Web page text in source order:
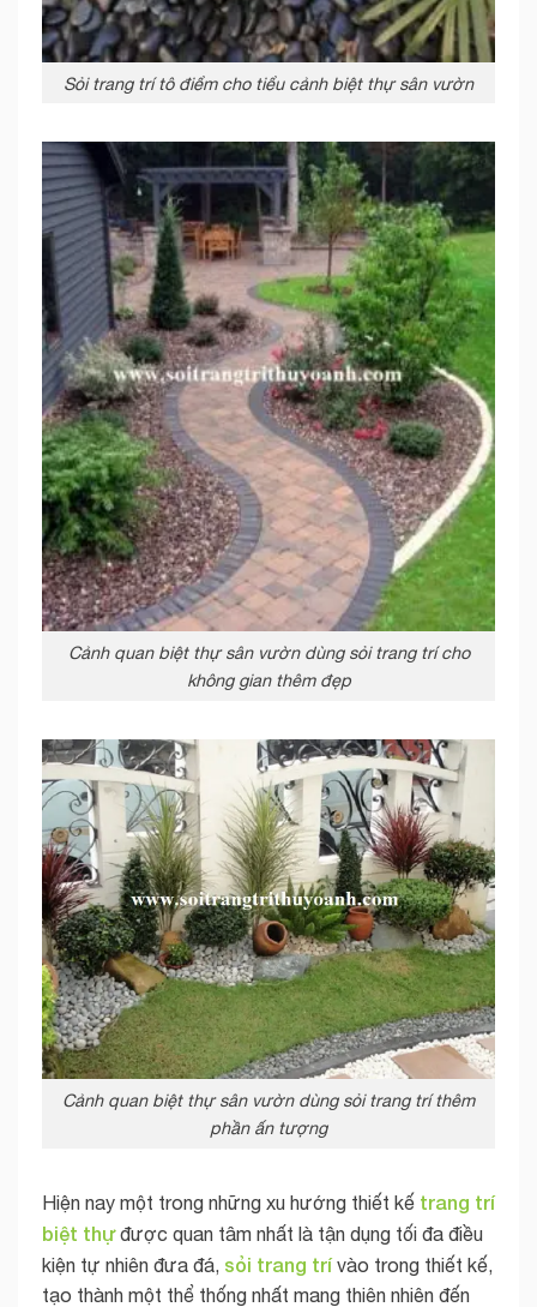
Sỏi trang trí tô điểm cho tiểu cảnh biệt thự sân vườn
Cảnh quan biệt thự sân vườn dùng sỏi trang trí cho
không gian thêm đẹp
Cảnh quan biệt thự sân vườn dùng sỏi trang trí thêm
phần ấn tượng
Hiện nay một trong những xu hướng thiết kế trang trí
biệt thựđược quan tâm nhất là tận dụng tối đa điều
kiện tự nhiên đưa đá, sỏi trang trívào trong thiết kế,
tạo thành một thể thống nhất mang thiên nhiên đến